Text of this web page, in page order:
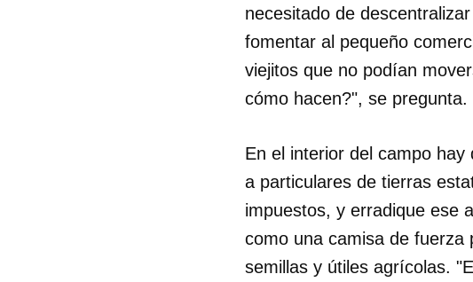
necesitado de
fomentar al pequeño
viejitos que no podían
cómo hacen?", se
En el interior del campo
a particulares de tierras
impuestos, y erradique ese
como una camisa de fuerza
semillas y útiles agrícolas.